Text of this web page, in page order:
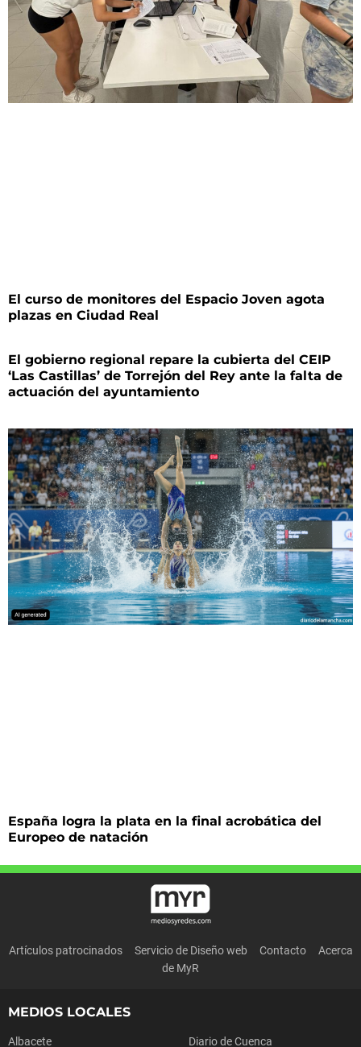
El curso de monitores del Espacio Joven agota
plazas en Ciudad Real
El gobierno regional repare la cubierta del CEIP
‘Las Castillas’ de Torrejón del Rey ante la falta de
actuación del ayuntamiento
España logra la plata en la final acrobática del
Europeo de natación
Artículos patrocinados Servicio de Diseño web Contacto
Acerca
de MyR
MEDIOS LOCALES
Albacete Diario de Cuenca